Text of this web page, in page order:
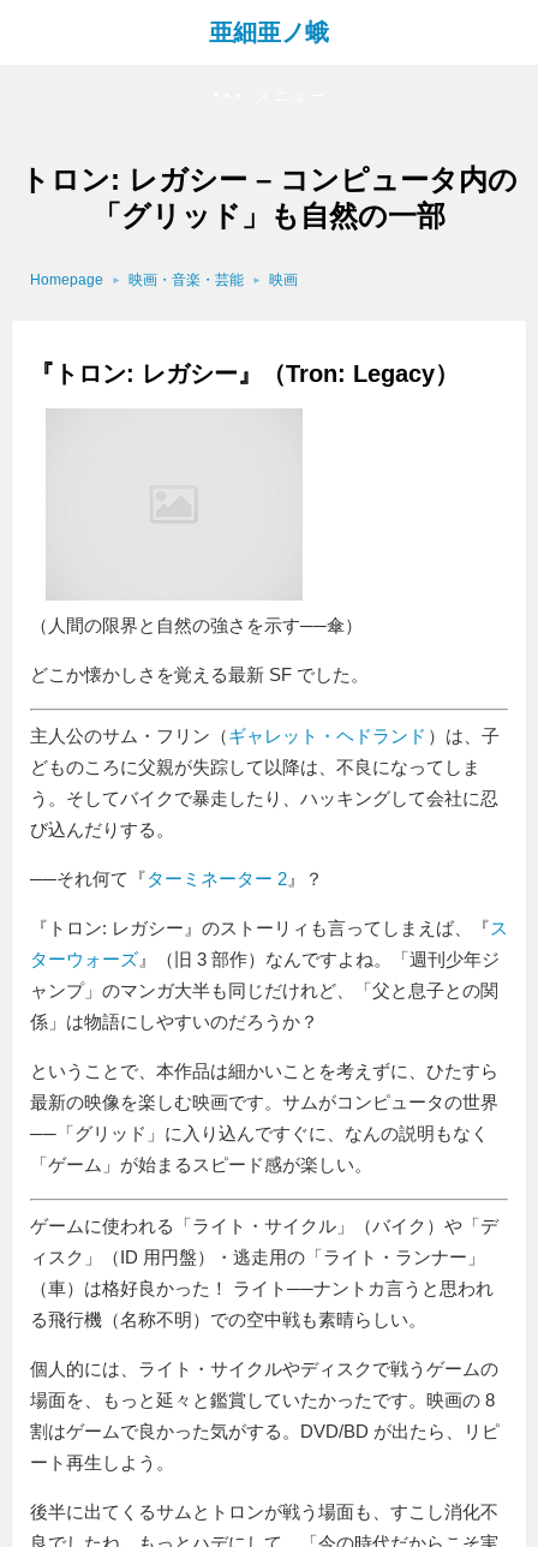
亜細亜ノ蛾
トロン: レガシー – コンピュータ内の
「グリッド」も自然の一部
Homepage 映画・音楽・芸能 映画
『トロン: レガシー』（Tron: Legacy）
（人間の限界と自然の強さを示す──傘）
どこか懐かしさを覚える最新 SF でした。
主人公のサム・フリン（ギャレット・ヘドランド ）は、子
どものころに父親が失踪して以降は、不良になってしま
う。そしてバイクで暴走したり、ハッキングして会社に忍
び込んだりする。
──それ何て『ターミネーター 2 』？
『トロン: レガシー』のストーリィも言ってしまえば、『ス
ターウォーズ 』（旧 3 部作）なんですよね。「週刊少年ジ
ャンプ」のマンガ大半も同じだけれど、「父と息子との関
係」は物語にしやすいのだろうか？
ということで、本作品は細かいことを考えずに、ひたすら
最新の映像を楽しむ映画です。サムがコンピュータの世界
──「グリッド」に入り込んですぐに、なんの説明もなく
「ゲーム」が始まるスピード感が楽しい。
ゲームに使われる「ライト・サイクル」（バイク）や「デ
ィスク」（ID 用円盤）・逃走用の「ライト・ランナー」
（車）は格好良かった！ ライト──ナントカ言うと思われ
る飛行機（名称不明）での空中戦も素晴らしい。
個人的には、ライト・サイクルやディスクで戦うゲームの
場面を、もっと延々と鑑賞していたかったです。映画の 8
割はゲームで良かった気がする。DVD/BD が出たら、リピ
ート再生しよう。
後半に出てくるサムとトロンが戦う場面も、すこし消化不